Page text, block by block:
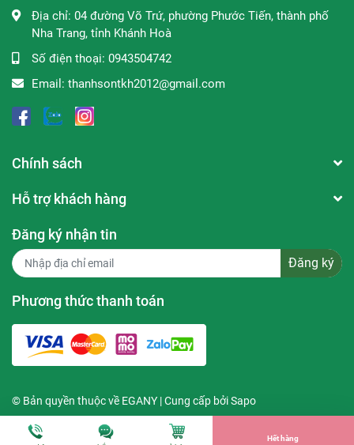
✿ Hướng dẫn sử dụng: Sau khi làm sạch da, đổ một lượng
vừa đủ vào bông tẩy trang lau đều khắp mặt theo chiếu
kết cấu da, vỗ nhẹ để dưỡng chất được hấp thụ tối đa.
Xuất xứ thương hiệu: Hàn Quốc
Sản xuất tại: Hàn Quốc
Dung tích
Địa chỉ: 04 đường Võ Trứ, phường Phước Tiến, thành phố
Nha Trang, tỉnh Khánh Hoà
Số điện thoại: 0943504742
Email: thanhsontkh2012@gmail.com
Chính sách
Hỗ trợ khách hàng
Đăng ký nhận tin
Đăng ký
Phương thức thanh toán
© Bản quyền thuộc về EGANY | Cung cấp bởiSapo
Hết hàng